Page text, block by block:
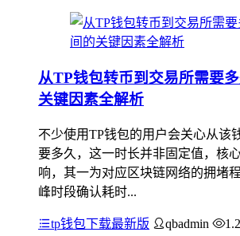
从TP钱包转币到交易所需要
关键因素全解析
不少使用TP钱包的用户会关心从该
要多久，这一时长并非固定值，核
响，其一为对应区块链网络的拥堵
峰时段确认耗时...
tp钱包下载最新版 qbadmin